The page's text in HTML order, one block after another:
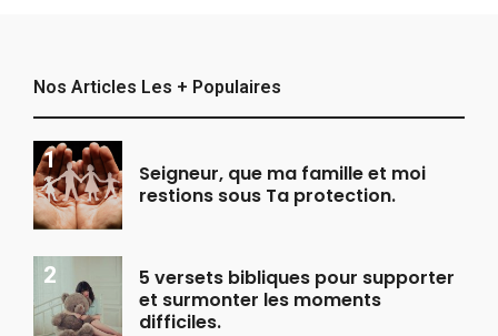
Nos Articles Les + Populaires
Seigneur, que ma famille et moi
restions sous Ta protection.
5 versets bibliques pour supporter
et surmonter les moments
difficiles.